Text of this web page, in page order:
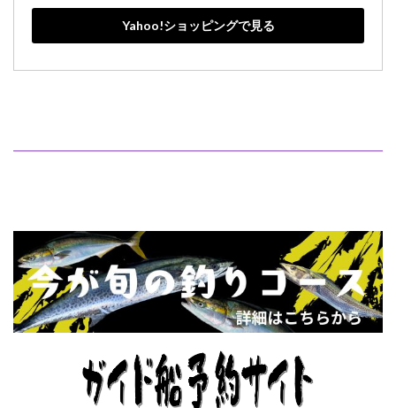
Yahoo!ショッピングで見る